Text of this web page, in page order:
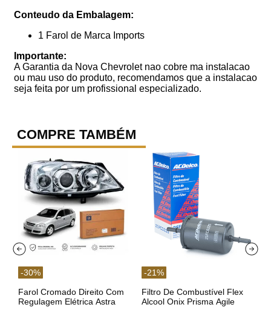
Conteudo da Embalagem:
1 Farol de Marca Imports
Importante:
A Garantia da Nova Chevrolet nao cobre ma instalacao
ou mau uso do produto, recomendamos que a instalacao
seja feita por um profissional especializado.
COMPRE TAMBÉM
-30%
Farol Cromado Direito Com
Regulagem Elétrica Astra
-21%
Filtro De Combustível Flex
Alcool Onix Prisma Agile